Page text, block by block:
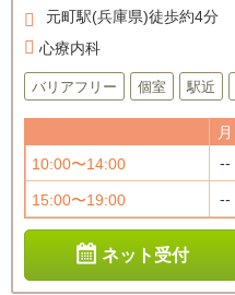
元町駅(兵庫県)徒歩約4分
心療内科
バリアフリー 個室 駅近
月
10:00〜14:00
--
15:00〜19:00 --
ネット受付